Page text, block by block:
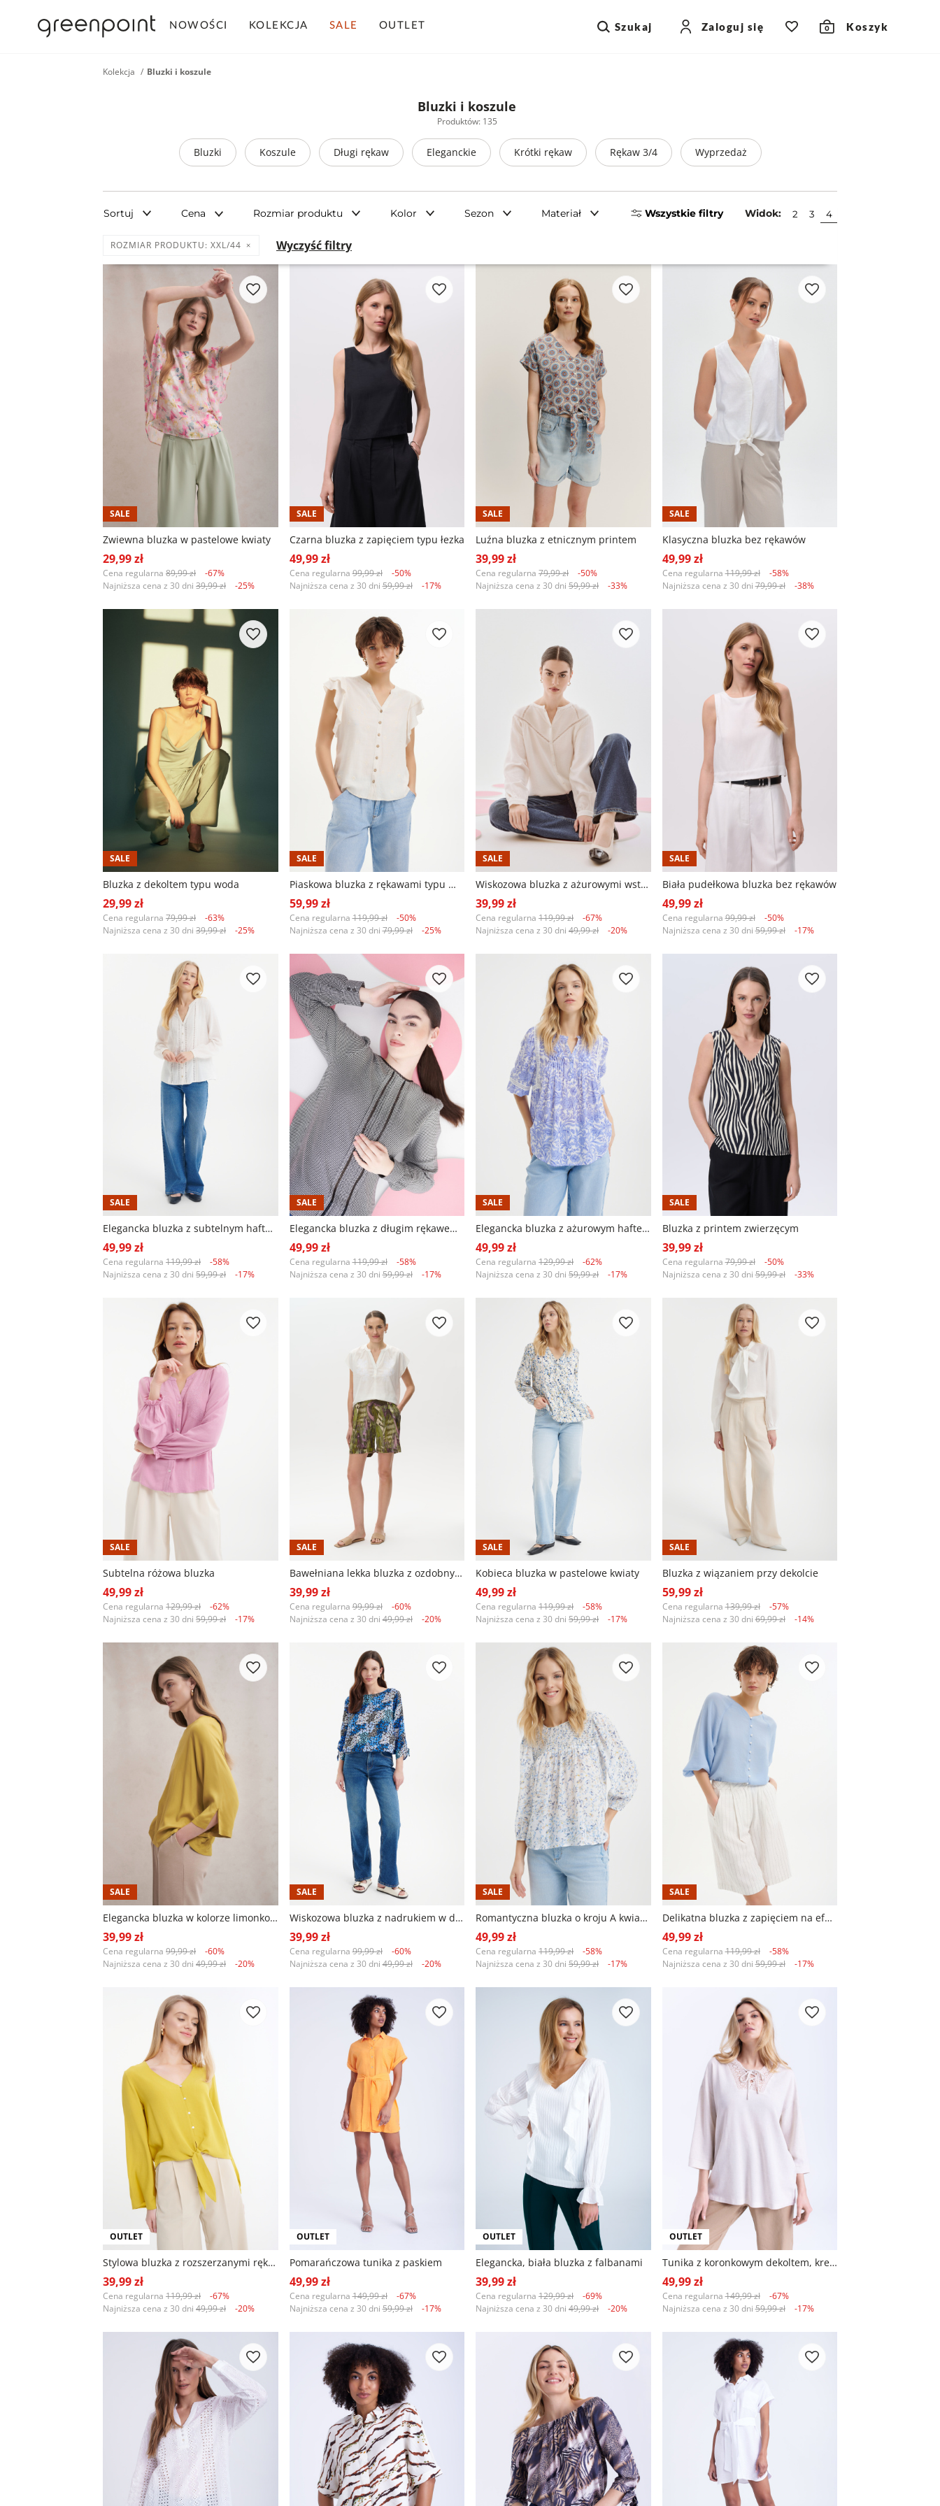
NOWOŚCI KOLEKCJA SALE OUTLET Szukaj Zaloguj się 0 Koszyk
Kolekcja Bluzki i koszule
Bluzki i koszule
Produktów: 135
Bluzki Koszule Długi rękaw Eleganckie Krótki rękaw Rękaw 3/4 Wyprzedaż
Sortuj Cena Rozmiar produktu Kolor Sezon Materiał Wszystkie filtry
ROZMIAR PRODUKTU: XXL/44 Wyczyść filtry
Widok: 2 3 4
SALE
Zwiewna bluzka w pastelowe kwiaty
29,99 zł
Cena regularna 89,99 zł
-67%
Najniższa cena z 30 dni 39,99 zł -25%
SALE
Czarna bluzka z zapięciem typu łezka
49,99 zł
Cena regularna99,99 zł
-50%
Najniższa cena z 30 dni59,99 zł -17%
SALE
Luźna bluzka z etnicznym printem
39,99 zł
Cena regularna 79,99 zł
-50%
Najniższa cena z 30 dni 59,99 zł -33%
SALE
Klasyczna bluzka bez rękawów
49,99 zł
Cena regularna119,99 zł
-58%
Najniższa cena z 30 dni79,99 zł -38%
SALE
Bluzka z dekoltem typu woda
29,99 zł
Cena regularna 79,99 zł
-63%
Najniższa cena z 30 dni 39,99 zł -25%
SALE
Piaskowa bluzka z rękawami typu motylki
59,99 zł
Cena regularna119,99 zł
-50%
Najniższa cena z 30 dni79,99 zł -25%
SALE
Wiskozowa bluzka z ażurowymi wstawkami
39,99 zł
Cena regularna 119,99 zł
-67%
Najniższa cena z 30 dni 49,99 zł -20%
SALE
Biała pudełkowa bluzka bez rękawów
49,99 zł
Cena regularna99,99 zł
-50%
Najniższa cena z 30 dni59,99 zł -17%
SALE
Elegancka bluzka z subtelnym haftem
49,99 zł
Cena regularna 119,99 zł
-58%
Najniższa cena z 30 dni 59,99 zł -17%
SALE
Elegancka bluzka z długim rękawem wzór w pepitkę
49,99 zł
Cena regularna119,99 zł
-58%
Najniższa cena z 30 dni59,99 zł -17%
SALE
Elegancka bluzka z ażurowym haftem
49,99 zł
Cena regularna 129,99 zł
-62%
Najniższa cena z 30 dni 59,99 zł -17%
SALE
Bluzka z printem zwierzęcym
39,99 zł
Cena regularna79,99 zł
-50%
Najniższa cena z 30 dni59,99 zł -33%
SALE
Subtelna różowa bluzka
49,99 zł
Cena regularna 129,99 zł
-62%
Najniższa cena z 30 dni 59,99 zł -17%
SALE
Bawełniana lekka bluzka z ozdobnym haftem
39,99 zł
Cena regularna99,99 zł
-60%
Najniższa cena z 30 dni49,99 zł -20%
SALE
Kobieca bluzka w pastelowe kwiaty
49,99 zł
Cena regularna 119,99 zł
-58%
Najniższa cena z 30 dni 59,99 zł -17%
SALE
Bluzka z wiązaniem przy dekolcie
59,99 zł
Cena regularna139,99 zł
-57%
Najniższa cena z 30 dni69,99 zł -14%
SALE
Elegancka bluzka w kolorze limonkowym
39,99 zł
Cena regularna 99,99 zł
-60%
Najniższa cena z 30 dni 49,99 zł -20%
SALE
Wiskozowa bluzka z nadrukiem w drobne kwiaty
39,99 zł
Cena regularna99,99 zł
-60%
Najniższa cena z 30 dni49,99 zł -20%
SALE
Romantyczna bluzka o kroju A kwiatowy nadruk
49,99 zł
Cena regularna 119,99 zł
-58%
Najniższa cena z 30 dni 59,99 zł -17%
SALE
Delikatna bluzka z zapięciem na efektowne guziki
49,99 zł
Cena regularna119,99 zł
-58%
Najniższa cena z 30 dni59,99 zł -17%
OUTLET
Stylowa bluzka z rozszerzanymi rękawami
39,99 zł
Cena regularna 119,99 zł
-67%
Najniższa cena z 30 dni 49,99 zł -20%
OUTLET
Pomarańczowa tunika z paskiem
49,99 zł
Cena regularna149,99 zł
-67%
Najniższa cena z 30 dni59,99 zł -17%
OUTLET
Elegancka, biała bluzka z falbanami
39,99 zł
Cena regularna 129,99 zł
-69%
Najniższa cena z 30 dni 49,99 zł -20%
OUTLET
Tunika z koronkowym dekoltem, kremowa
49,99 zł
Cena regularna149,99 zł
-67%
Najniższa cena z 30 dni59,99 zł -17%